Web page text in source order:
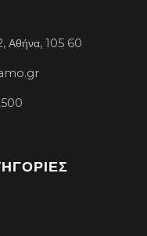
Αθήνα, 105 60